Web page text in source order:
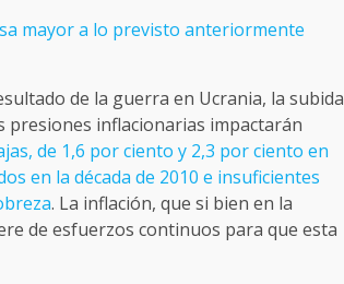
mayor a lo previsto anteriormente
de la guerra en Ucrania, la subida
presiones inflacionarias impactarán
de 1,6 por ciento y 2,3 por ciento en
en la década de 2010 e insuficientes
. La inflación, que si bien en la
de esfuerzos continuos para que esta